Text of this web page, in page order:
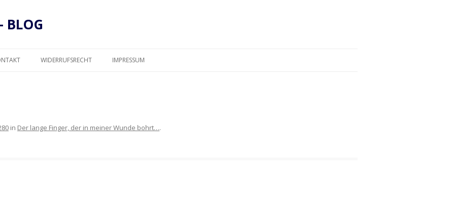
BLOG
Inhalt
WIDERRUFSRECHT IMPRESSUM
in Der lange Finger, der in meiner Wunde bohrt….